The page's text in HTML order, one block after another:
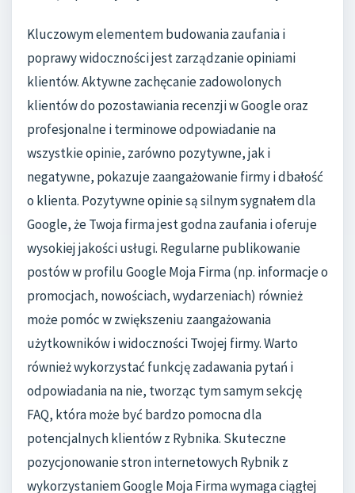
Kluczowym elementem budowania zaufania i
poprawy widoczności jest zarządzanie opiniami
klientów. Aktywne zachęcanie zadowolonych
klientów do pozostawiania recenzji w Google oraz
profesjonalne i terminowe odpowiadanie na
wszystkie opinie, zarówno pozytywne, jak i
negatywne, pokazuje zaangażowanie firmy i dbałość
o klienta. Pozytywne opinie są silnym sygnałem dla
Google, że Twoja firma jest godna zaufania i oferuje
wysokiej jakości usługi. Regularne publikowanie
postów w profilu Google Moja Firma (np. informacje o
promocjach, nowościach, wydarzeniach) również
może pomóc w zwiększeniu zaangażowania
użytkowników i widoczności Twojej firmy. Warto
również wykorzystać funkcję zadawania pytań i
odpowiadania na nie, tworząc tym samym sekcję
FAQ, która może być bardzo pomocna dla
potencjalnych klientów z Rybnika. Skuteczne
pozycjonowanie stron internetowych Rybnik z
wykorzystaniem Google Moja Firma wymaga ciągłej